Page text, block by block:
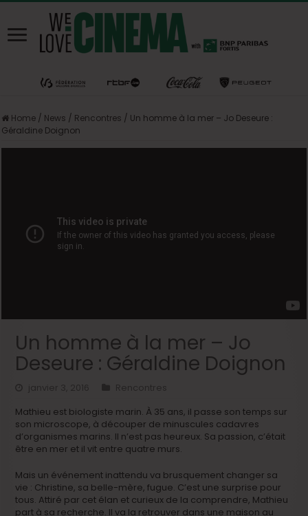
Home / News / Rencontres / Un homme à la mer – Jo Deseure :
Géraldine Doignon
Un homme à la mer – Jo
Deseure : Géraldine Doignon
janvier 3, 2016
Rencontres
Mathieu est biologiste marin. À 35 ans, il passe son temps sur
son microscope, à découper de minuscules cadavres
d’organismes marins. Il n’est pas heureux. Sa passion, c’était
être en mer et il vit entre quatre murs.
Mais un événement inattendu va brusquement changer sa
vie : Christine, sa belle-mère, fugue. C’est une surprise pour
tous. Attiré par cet élan et curieux de la comprendre, Mathieu
part à sa recherche. Il va la retrouver dans une maison au